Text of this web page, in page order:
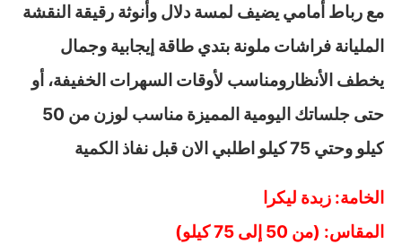
مع رباط أمامي يضيف لمسة دلال وأنوثة رقيقة النقشة
المليانة فراشات ملونة بتدي طاقة إيجابية وجمال
يخطف الأنظارومناسب لأوقات السهرات الخفيفة، أو
حتى جلساتك اليومية المميزة مناسب لوزن من 50
كيلو وحتي 75 كيلو اطلبي الان قبل نفاذ الكمية
الخامة: زبدة ليكرا
المقاس: (من 50 إلى 75 كيلو)